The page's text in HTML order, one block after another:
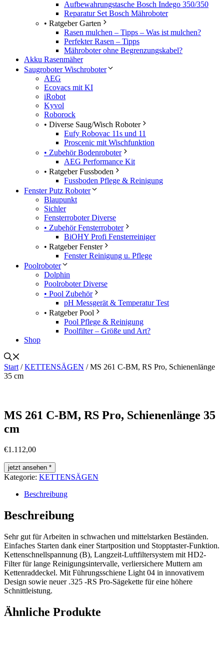
Aufbewahrungstasche Bosch Indego 350/350
Reparatur Set Bosch Mähroboter
• Ratgeber Garten
Rasen mulchen – Tipps – Was ist mulchen?
Perfekter Rasen – Tipps
Mähroboter ohne Begrenzungskabel?
Akku Rasenmäher
Saugroboter Wischroboter
AEG
Ecovacs mit KI
iRobot
Kyvol
Roborock
• Diverse Saug/Wisch Roboter
Eufy Robovac 11s und 11
Proscenic mit Wischfunktion
• Zubehör Bodenroboter
AEG Performance Kit
• Ratgeber Fussboden
Fussboden Pflege & Reinigung
Fenster Putz Roboter
Blaupunkt
Sichler
Fensterroboter Diverse
• Zubehör Fensterroboter
BiOHY Profi Fensterreiniger
• Ratgeber Fenster
Fenster Reinigung u. Pflege
Poolroboter
Dolphin
Poolroboter Diverse
• Pool Zubehör
pH Messgerät & Temperatur Test
• Ratgeber Pool
Pool Pflege & Reinigung
Poolfilter – Größe und Art?
Shop
Start /KETTENSÄGEN / MS 261 C-BM, RS Pro, Schienenlänge
35 cm
MS 261 C-BM, RS Pro, Schienenlänge 35
cm
€1.112,00
jetzt ansehen *
Kategorie: KETTENSÄGEN
Beschreibung
Beschreibung
Sehr gut für Arbeiten in schwachen und mittelstarken Beständen.
Einfaches Starten dank einer Startposition und Stopptaster-Funktion.
Kettenschnellspannung (B), Langzeit-Luftfiltersystem mit HD2-
Filter für lange Reinigungsintervalle, verliersichere Muttern am
Kettenraddeckel. Mit Führungsschiene Light 04 in innovativem
Design sowie neuer .325 -RS Pro-Sägekette für eine höhere
Schnittleistung.
Ähnliche Produkte